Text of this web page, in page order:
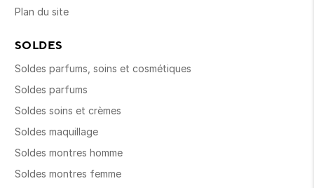
Plan du site
SOLDES
Soldes parfums, soins et cosmétiques
Soldes parfums
Soldes soins et crèmes
Soldes maquillage
Soldes montres homme
Soldes montres femme